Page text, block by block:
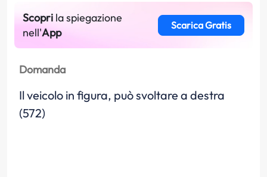
Scopri la spiegazione
nell'App
Scarica Gratis
Domanda
Il veicolo in figura, può svoltare a destra
(572)